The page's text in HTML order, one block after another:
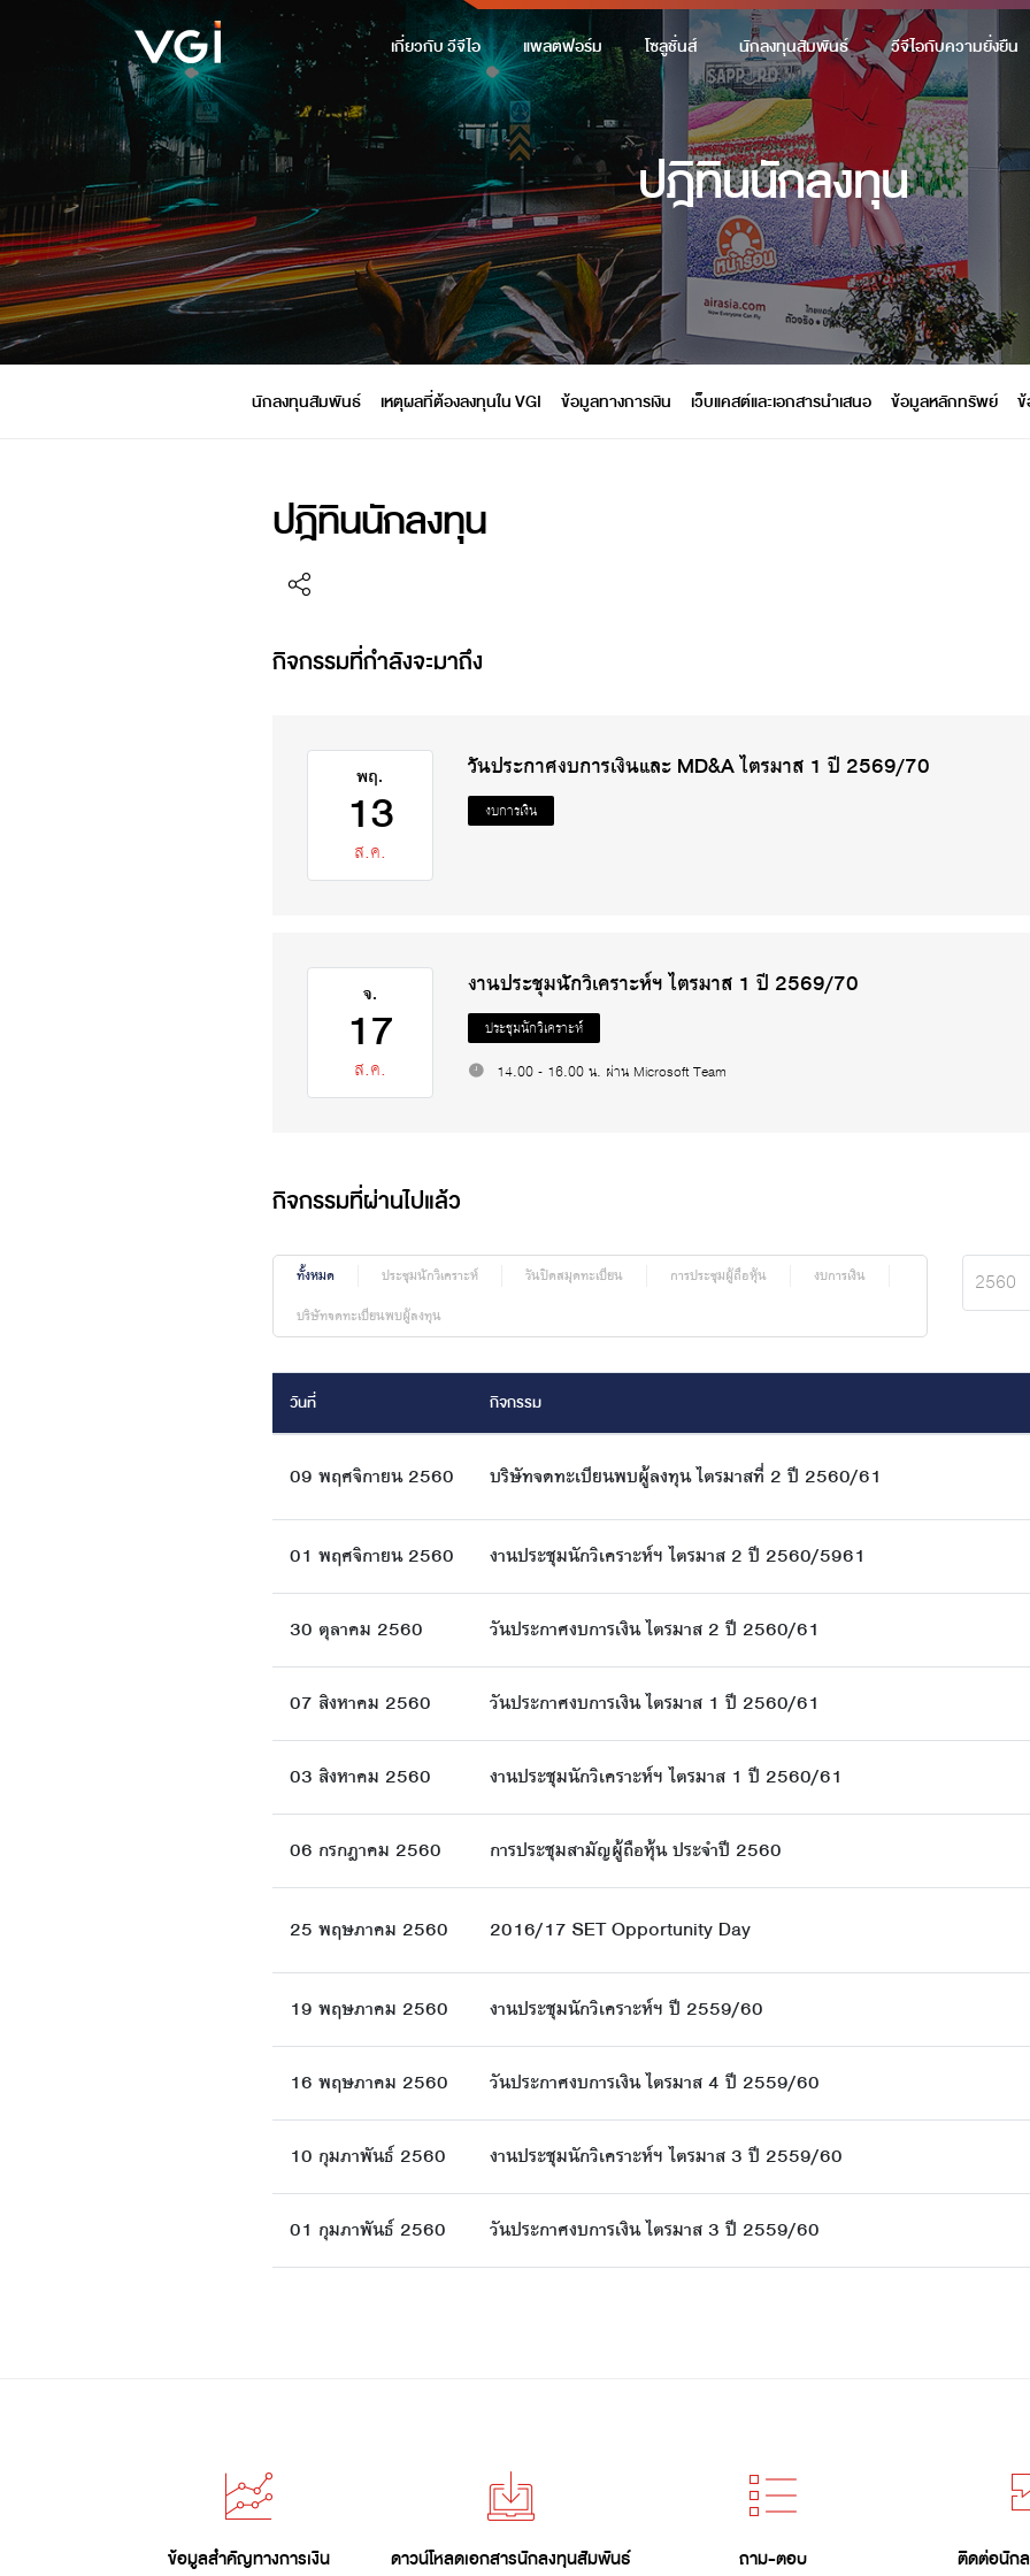
เกี่ยวกับ วีจีไอ แพลตฟอร์ม โซลูชั่นส์ นักลงทุนสัมพันธ์ วีจีไอกับความยั่งยืน
ปฎิทินนักลงทุน
นักลงทุนสัมพันธ์ เหตุผลที่ต้องลงทุนใน VGI ข้อมูลทางการเงิน เว็บแคสต์และเอกสารนำเสนอ ข้อมูลหลักทรัพย์
ปฎิทินนักลงทุน
กิจกรรมที่กำลังจะมาถึง
พฤ.
13
ส.ค.
วันประกาศงบการเงินและ MD&A ไตรมาส 1 ปี 2569/70
งบการเงิน
จ.
17
ส.ค.
งานประชุมนักวิเคราะห์ฯ ไตรมาส 1 ปี 2569/70
ประชุมนักวิเคราะห์
14.00 - 16.00 น. ผ่าน Microsoft Team
กิจกรรมที่ผ่านไปแล้ว
ทั้งหมด ประชุมนักวิเคราะห์ วันปิดสมุดทะเบียน การประชุมผู้ถือหุ้น
งบการเงิน
บริษัทจดทะเบียนพบผู้ลงทุน
2560
วันที่ กิจกรรม
09 พฤศจิกายน 2560 บริษัทจดทะเบียนพบผู้ลงทุน ไตรมาสที่ 2 ปี 2560/61
01 พฤศจิกายน 2560 งานประชุมนักวิเคราะห์ฯ ไตรมาส 2 ปี 2560/5961
30 ตุลาคม 2560 วันประกาศงบการเงิน ไตรมาส 2 ปี 2560/61
07 สิงหาคม 2560 วันประกาศงบการเงิน ไตรมาส 1 ปี 2560/61
03 สิงหาคม 2560 งานประชุมนักวิเคราะห์ฯ ไตรมาส 1 ปี 2560/61
06 กรกฎาคม 2560 การประชุมสามัญผู้ถือหุ้น ประจำปี 2560
25 พฤษภาคม 2560 2016/17 SET Opportunity Day
19 พฤษภาคม 2560 งานประชุมนักวิเคราะห์ฯ ปี 2559/60
16 พฤษภาคม 2560 วันประกาศงบการเงิน ไตรมาส 4 ปี 2559/60
10 กุมภาพันธ์ 2560 งานประชุมนักวิเคราะห์ฯ ไตรมาส 3 ปี 2559/60
01 กุมภาพันธ์ 2560 วันประกาศงบการเงิน ไตรมาส 3 ปี 2559/60
ข้อมูลสำคัญทางการเงิน ดาวน์โหลดเอกสารนักลงทุนสัมพันธ์ ถาม-ตอบ ติดต่อนัก